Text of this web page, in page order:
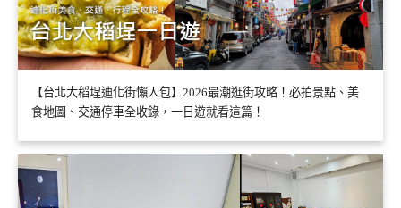
【台北大稻埕迪化街懶人包】2026最潮逛街攻略！必拍景點、美
食地圖、交通停車全收錄，一日遊就看這篇！